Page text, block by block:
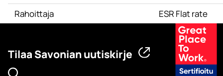
Rahoittaja
ESR Flat rate
Tilaa Savonian uutiskirje